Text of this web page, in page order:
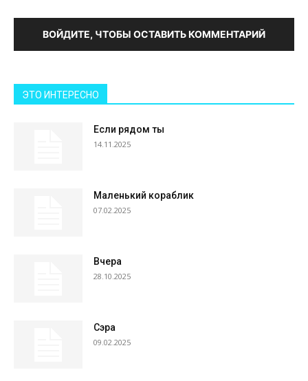
ВОЙДИТЕ, ЧТОБЫ ОСТАВИТЬ КОММЕНТАРИЙ
ЭТО ИНТЕРЕСНО
Если рядом ты
14.11.2025
Маленький кораблик
07.02.2025
Вчера
28.10.2025
Сэра
09.02.2025